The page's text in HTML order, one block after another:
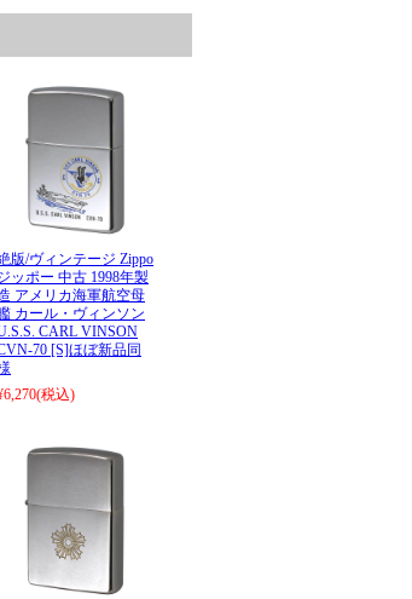
版/ヴィンテージ Zippo
ッポー 中古 1998年製
アメリカ海軍航空母
カール・ヴィンソン
CARL VINSON
70 [S]ほぼ新品同
(税込)